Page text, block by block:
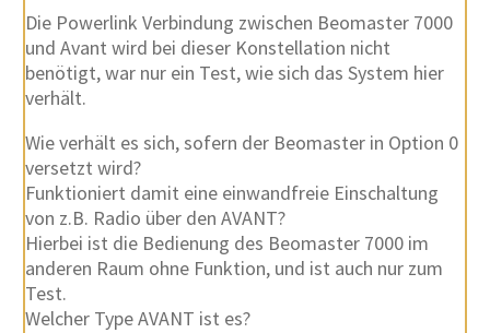
Die Powerlink Verbindung zwischen Beomaster 7000
und Avant wird bei dieser Konstellation nicht
benötigt, war nur ein Test, wie sich das System hier
verhält.
Wie verhält es sich, sofern der Beomaster in Option 0
versetzt wird?
Funktioniert damit eine einwandfreie Einschaltung
von z.B. Radio über den AVANT?
Hierbei ist die Bedienung des Beomaster 7000 im
anderen Raum ohne Funktion, und ist auch nur zum
Test.
Welcher Type AVANT ist es?